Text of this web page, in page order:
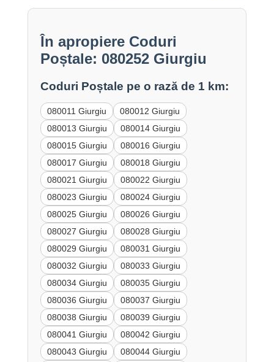
În apropiere Coduri
Poștale: 080252 Giurgiu
Coduri Poștale pe o rază de 1 km:
080011 Giurgiu
080012 Giurgiu
080013 Giurgiu
080014 Giurgiu
080015 Giurgiu
080016 Giurgiu
080017 Giurgiu
080018 Giurgiu
080021 Giurgiu
080022 Giurgiu
080023 Giurgiu
080024 Giurgiu
080025 Giurgiu
080026 Giurgiu
080027 Giurgiu
080028 Giurgiu
080029 Giurgiu
080031 Giurgiu
080032 Giurgiu
080033 Giurgiu
080034 Giurgiu
080035 Giurgiu
080036 Giurgiu
080037 Giurgiu
080038 Giurgiu
080039 Giurgiu
080041 Giurgiu
080042 Giurgiu
080043 Giurgiu
080044 Giurgiu